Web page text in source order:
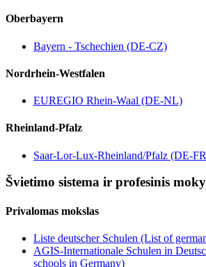
Oberbayern
Bayern - Tschechien (DE-CZ)
Nordrhein-Westfalen
EUREGIO Rhein-Waal (DE-NL)
Rheinland-Pfalz
Saar-Lor-Lux-Rheinland/Pfalz (DE-
Švietimo sistema ir profesinis
Privalomas mokslas
Liste deutscher Schulen (List of
AGIS-Internationale Schulen in
schools in Germany)